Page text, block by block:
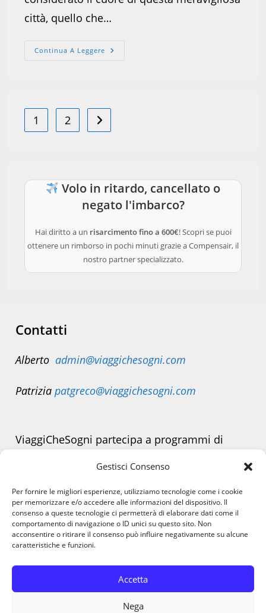
Gestisci Consenso
Per fornire le migliori esperienze, utilizziamo tecnologie come i cookie
per memorizzare e/o accedere alle informazioni del dispositivo. Il
consenso a queste tecnologie ci permetterà di elaborare dati come il
comportamento di navigazione o ID unici su questo sito. Non
acconsentire o ritirare il consenso può influire negativamente su alcune
caratteristiche e funzioni.
Accetta
Nega
città, quello che…
Continua A Leggere Napoli
1 2 Vai alla pagina successiva
Volo in ritardo, cancellato o
negato l'imbarco?
Hai diritto a un risarcimento fino a 600€! Scopri se puoi
ottenere un rimborso in pochi minuti grazie a Compensair, il
nostro partner specializzato.
Contatti
Albertoadmin@viaggichesogni.com
Patriziapatgreco@viaggichesogni.com
ViaggiCheSogni partecipa a programmi di
una piccola commissione senza alcun costo
aggiuntivo per te.